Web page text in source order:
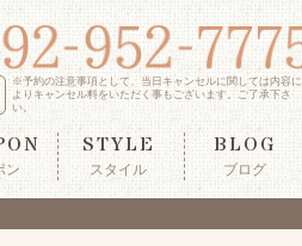
※予約の注意事項として、当日キャンセルに関しては内容に
よりキャンセル料をいただく事もございます。ご了承下さ
い。
ン
STYLE
スタイル
BLOG
ブログ